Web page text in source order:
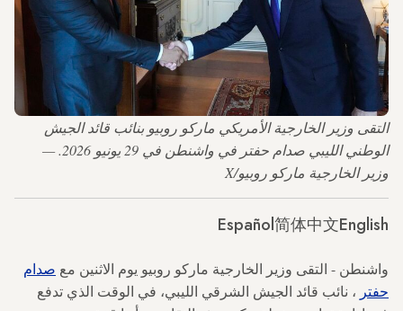
التقى وزير الخارجية الأمريكي ماركو روبيو بنائب قائد الجيش
الوطني الليبي صدام حفتر في واشنطن في 29 يونيو 2026. —
وزير الخارجية ماركو روبيو/X
English
简体中文
Español
واشنطن - التقى وزير الخارجية ماركو روبيو يوم الاثنين مع صدام
حفتر ، نائب قائد الجيش الشرقي الليبي، في الوقت الذي تدفع